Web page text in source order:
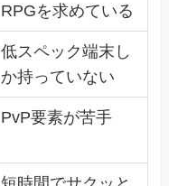
RPGを求めている
低スペック端末し
か持っていない
PvP要素が苦手